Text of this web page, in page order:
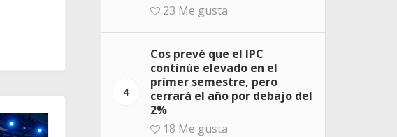
23 Me gusta
4
Cos prevé que el IPC
continúe elevado en el
primer semestre, pero
cerrará el año por debajo del
2%
18 Me gusta